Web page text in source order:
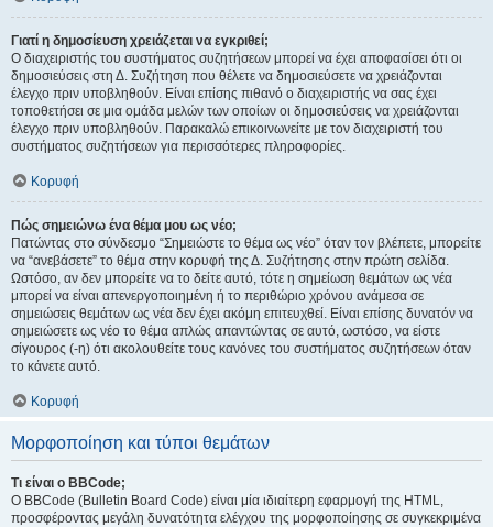
Γιατί η δημοσίευση χρειάζεται να εγκριθεί;
Ο διαχειριστής του συστήματος συζητήσεων μπορεί να έχει αποφασίσει ότι οι
δημοσιεύσεις στη Δ. Συζήτηση που θέλετε να δημοσιεύσετε να χρειάζονται
έλεγχο πριν υποβληθούν. Είναι επίσης πιθανό ο διαχειριστής να σας έχει
τοποθετήσει σε μια ομάδα μελών των οποίων οι δημοσιεύσεις να χρειάζονται
έλεγχο πριν υποβληθούν. Παρακαλώ επικοινωνείτε με τον διαχειριστή του
συστήματος συζητήσεων για περισσότερες πληροφορίες.
Κορυφή
Πώς σημειώνω ένα θέμα μου ως νέο;
Πατώντας στο σύνδεσμο “Σημειώστε το θέμα ως νέο” όταν τον βλέπετε, μπορείτε
να “ανεβάσετε” το θέμα στην κορυφή της Δ. Συζήτησης στην πρώτη σελίδα.
Ωστόσο, αν δεν μπορείτε να το δείτε αυτό, τότε η σημείωση θεμάτων ως νέα
μπορεί να είναι απενεργοποιημένη ή το περιθώριο χρόνου ανάμεσα σε
σημειώσεις θεμάτων ως νέα δεν έχει ακόμη επιτευχθεί. Είναι επίσης δυνατόν να
σημειώσετε ως νέο το θέμα απλώς απαντώντας σε αυτό, ωστόσο, να είστε
σίγουρος (-η) ότι ακολουθείτε τους κανόνες του συστήματος συζητήσεων όταν
το κάνετε αυτό.
Κορυφή
Μορφοποίηση και τύποι θεμάτων
Τι είναι ο BBCode;
Ο BBCode (Bulletin Board Code) είναι μία ιδιαίτερη εφαρμογή της HTML,
προσφέροντας μεγάλη δυνατότητα ελέγχου της μορφοποίησης σε συγκεκριμένα